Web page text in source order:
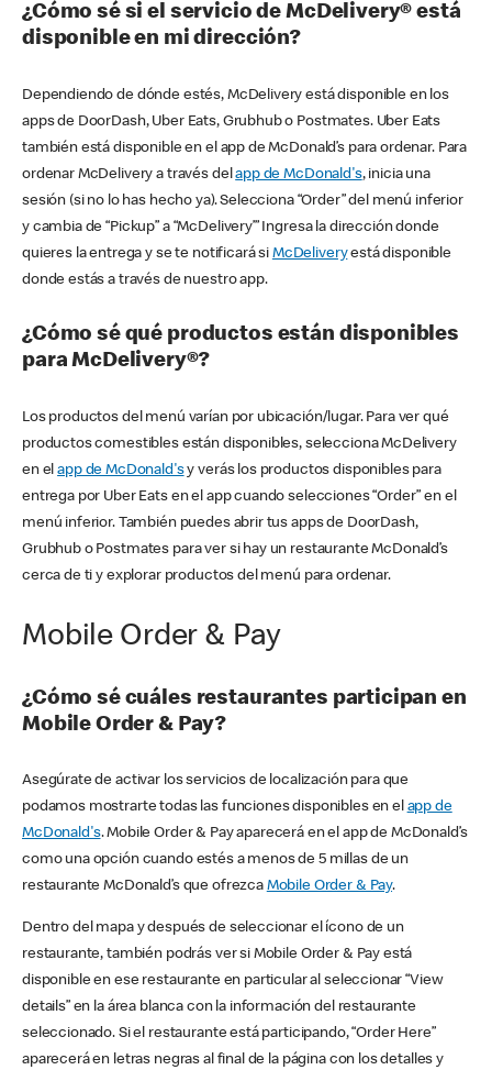
¿Cómo sé si el servicio de McDelivery® está
disponible en mi dirección?
Dependiendo de dónde estés, McDelivery está disponible en los
apps de DoorDash, Uber Eats, Grubhub o Postmates. Uber Eats
también está disponible en el app de McDonald’s para ordenar. Para
ordenar McDelivery a través delapp de McDonald's, inicia una
sesión (si no lo has hecho ya). Selecciona “Order” del menú inferior
y cambia de “Pickup” a “McDelivery’” Ingresa la dirección donde
quieres la entrega y se te notificará si McDeliveryestá disponible
donde estás a través de nuestro app.
¿Cómo sé qué productos están disponibles
para McDelivery®?
Los productos del menú varían por ubicación/lugar. Para ver qué
productos comestibles están disponibles, selecciona McDelivery
en elapp de McDonald'sy verás los productos disponibles para
entrega por Uber Eats en el app cuando selecciones “Order” en el
menú inferior. También puedes abrir tus apps de DoorDash,
Grubhub o Postmates para ver si hay un restaurante McDonald’s
cerca de ti y explorar productos del menú para ordenar.
Mobile Order & Pay
¿Cómo sé cuáles restaurantes participan en
Mobile Order & Pay?
Asegúrate de activar los servicios de localización para que
podamos mostrarte todas las funciones disponibles en el app de
McDonald's. Mobile Order & Pay aparecerá en el app de McDonald’s
como una opción cuando estés a menos de 5 millas de un
restaurante McDonald’s que ofrezca Mobile Order & Pay.
Dentro del mapa y después de seleccionar el ícono de un
restaurante, también podrás ver si Mobile Order & Pay está
disponible en ese restaurante en particular al seleccionar “View
details” en la área blanca con la información del restaurante
seleccionado. Si el restaurante está participando, “Order Here”
aparecerá en letras negras al final de la página con los detalles y